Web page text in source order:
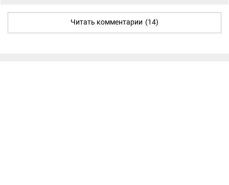
Читать комментарии (14)